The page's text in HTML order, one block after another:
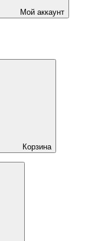
Мой аккаунт
Корзина